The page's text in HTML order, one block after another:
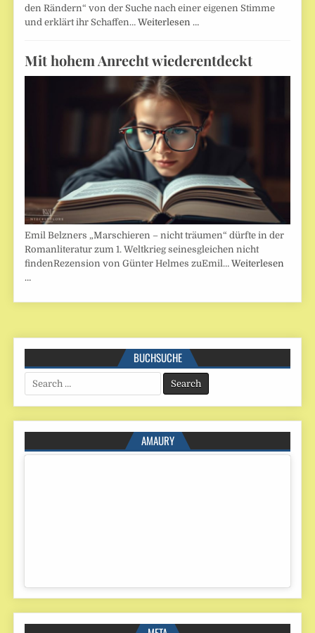
den Rändern“ von der Suche nach einer eigenen Stimme
und erklärt ihr Schaffen…Weiterlesen …
Mit hohem Anrecht wiederentdeckt
Emil Belzners „Marschieren – nicht träumen“ dürfte in der
Romanliteratur zum 1. Weltkrieg seinesgleichen nicht
findenRezension von Günter Helmes zuEmil…Weiterlesen
…
BUCHSUCHE
Search
for:
AMAURY